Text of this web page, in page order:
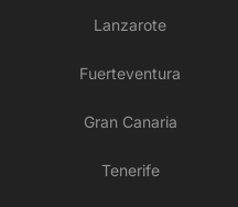
Lanzarote
Fuerteventura
Gran Canaria
Tenerife